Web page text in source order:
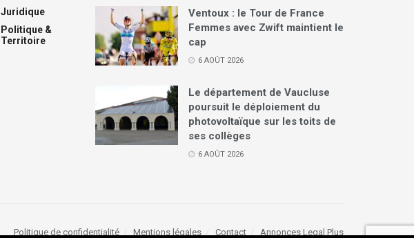
Juridique
Politique &
Territoire
Ventoux : le Tour de France
Femmes avec Zwift maintient le
cap
6 AOÛT 2026
Le département de Vaucluse
poursuit le déploiement du
photovoltaïque sur les toits de
ses collèges
6 AOÛT 2026
Politique de confidentialité Mentions légales Contact Annonces Legal Plus